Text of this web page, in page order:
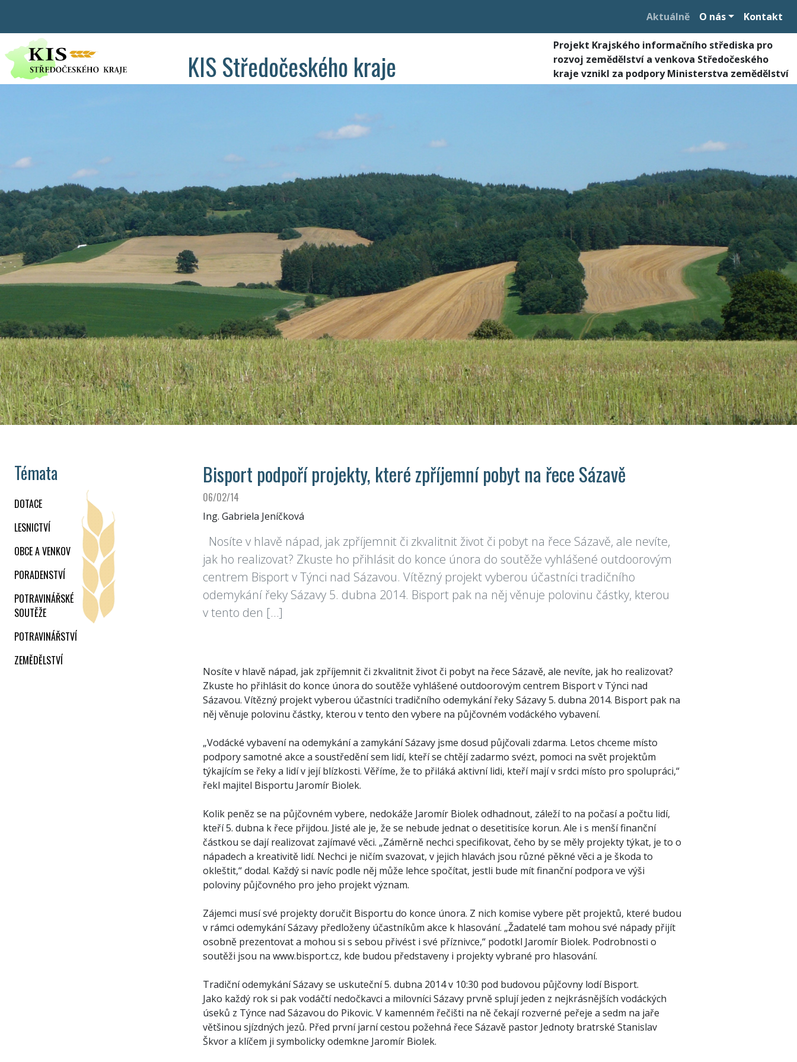
Aktuálně O nás Kontakt
KIS Středočeského kraje
Projekt Krajského informačního střediska pro
rozvoj zemědělství a venkova Středočeského
kraje vznikl za podpory Ministerstva zemědělství
Témata
DOTACE
LESNICTVÍ
OBCE A VENKOV
PORADENSTVÍ
POTRAVINÁŘSKÉ
SOUTĚŽE
POTRAVINÁŘSTVÍ
ZEMĚDĚLSTVÍ
Bisport podpoří projekty, které zpříjemní pobyt na řece Sázavě
06/02/14
Ing. Gabriela Jeníčková
Nosíte v hlavě nápad, jak zpříjemnit či zkvalitnit život či pobyt na řece Sázavě, ale nevíte,
jak ho realizovat? Zkuste ho přihlásit do konce února do soutěže vyhlášené outdoorovým
centrem Bisport v Týnci nad Sázavou. Vítězný projekt vyberou účastníci tradičního
odemykání řeky Sázavy 5. dubna 2014. Bisport pak na něj věnuje polovinu částky, kterou
v tento den […]
Nosíte v hlavě nápad, jak zpříjemnit či zkvalitnit život či pobyt na řece Sázavě, ale nevíte, jak ho realizovat?
Zkuste ho přihlásit do konce února do soutěže vyhlášené outdoorovým centrem Bisport v Týnci nad
Sázavou. Vítězný projekt vyberou účastníci tradičního odemykání řeky Sázavy 5. dubna 2014. Bisport pak na
něj věnuje polovinu částky, kterou v tento den vybere na půjčovném vodáckého vybavení.
„Vodácké vybavení na odemykání a zamykání Sázavy jsme dosud půjčovali zdarma. Letos chceme místo
podpory samotné akce a soustředění sem lidí, kteří se chtějí zadarmo svézt, pomoci na svět projektům
týkajícím se řeky a lidí v její blízkosti. Věříme, že to přiláká aktivní lidi, kteří mají v srdci místo pro spolupráci,“
řekl majitel Bisportu Jaromír Biolek.
Kolik peněz se na půjčovném vybere, nedokáže Jaromír Biolek odhadnout, záleží to na počasí a počtu lidí,
kteří 5. dubna k řece přijdou. Jisté ale je, že se nebude jednat o desetitisíce korun. Ale i s menší finanční
částkou se dají realizovat zajímavé věci. „Záměrně nechci specifikovat, čeho by se měly projekty týkat, je to o
nápadech a kreativitě lidí. Nechci je ničím svazovat, v jejich hlavách jsou různé pěkné věci a je škoda to
okleštit,“ dodal. Každý si navíc podle něj může lehce spočítat, jestli bude mít finanční podpora ve výši
poloviny půjčovného pro jeho projekt význam.
Zájemci musí své projekty doručit Bisportu do konce února. Z nich komise vybere pět projektů, které budou
v rámci odemykání Sázavy předloženy účastníkům akce k hlasování. „Žadatelé tam mohou své nápady přijít
osobně prezentovat a mohou si s sebou přivést i své příznivce,“ podotkl Jaromír Biolek. Podrobnosti o
soutěži jsou na www.bisport.cz, kde budou představeny i projekty vybrané pro hlasování.
Tradiční odemykání Sázavy se uskuteční 5. dubna 2014 v 10:30 pod budovou půjčovny lodí Bisport.
Jako každý rok si pak vodáčtí nedočkavci a milovníci Sázavy prvně splují jeden z nejkrásnějších vodáckých
úseků z Týnce nad Sázavou do Pikovic. V kamenném řečišti na ně čekají rozverné peřeje a sedm na jaře
většinou sjízdných jezů. Před první jarní cestou požehná řece Sázavě pastor Jednoty bratrské Stanislav
Škvor a klíčem ji symbolicky odemkne Jaromír Biolek.